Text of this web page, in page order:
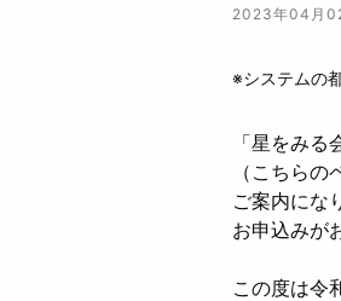
2023年04月
※システムの
「星をみ
（こちら
ご案内にな
お申込みが
この度は令